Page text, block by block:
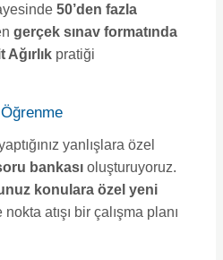
50’den fazla
gerçek sınav formatında
Ağırlıkpratiği
yanlışlara özel
bankasıoluşturuyoruz.
konulara özel yeni
atışı bir çalışma planı